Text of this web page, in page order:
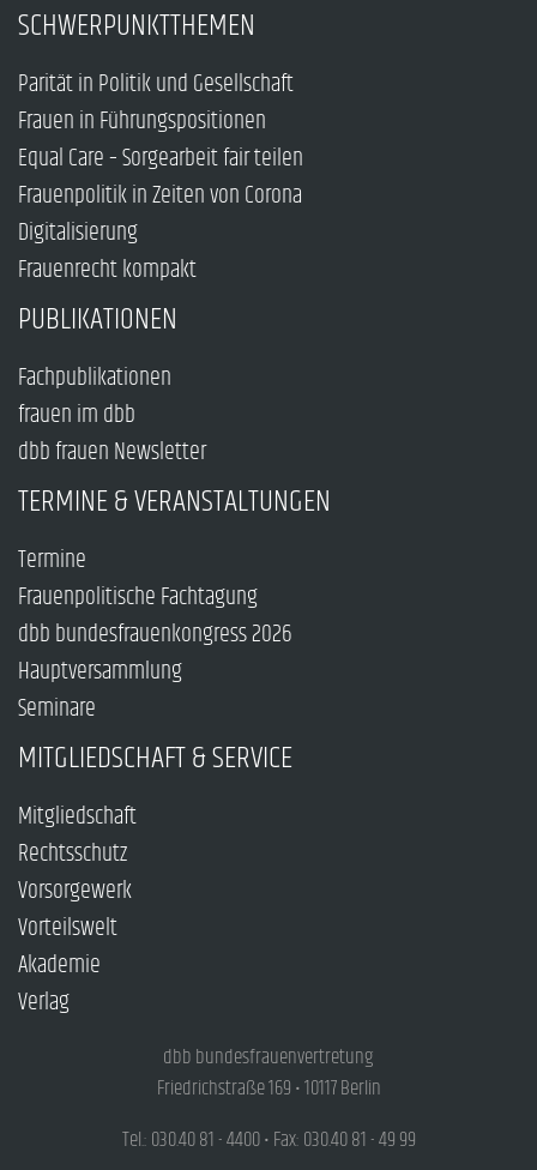
SCHWERPUNKTTHEMEN
Parität in Politik und Gesellschaft
Frauen in Führungspositionen
Equal Care – Sorgearbeit fair teilen
Frauenpolitik in Zeiten von Corona
Digitalisierung
Frauenrecht kompakt
PUBLIKATIONEN
Fachpublikationen
frauen im dbb
dbb frauen Newsletter
TERMINE & VERANSTALTUNGEN
Termine
Frauenpolitische Fachtagung
dbb bundesfrauenkongress 2026
Hauptversammlung
Seminare
MITGLIEDSCHAFT & SERVICE
Mitgliedschaft
Rechtsschutz
Vorsorgewerk
Vorteilswelt
Akademie
Verlag
dbb bundesfrauenvertretung
Friedrichstraße 169 • 10117 Berlin
Tel.: 030.40 81 - 4400 • Fax: 030.40 81 - 49 99